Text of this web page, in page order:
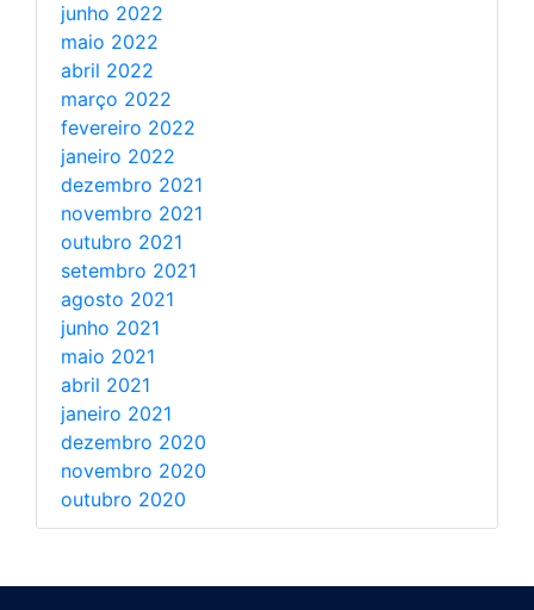
junho 2022
maio 2022
abril 2022
março 2022
fevereiro 2022
janeiro 2022
dezembro 2021
novembro 2021
outubro 2021
setembro 2021
agosto 2021
junho 2021
maio 2021
abril 2021
janeiro 2021
dezembro 2020
novembro 2020
outubro 2020